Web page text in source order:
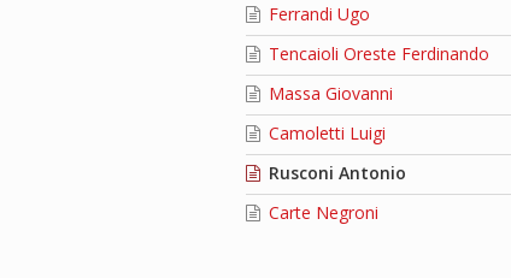
Ferrandi Ugo
Tencaioli Oreste Ferdinando
Massa Giovanni
Camoletti Luigi
Rusconi Antonio
Carte Negroni